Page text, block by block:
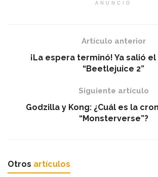
ANUNCIO
Artículo anterior
¡La espera terminó! Ya salió
“Beetlejuice 2”
Siguiente artículo
Godzilla y Kong: ¿Cuál es la
“Monsterverse”?
Otros artículos